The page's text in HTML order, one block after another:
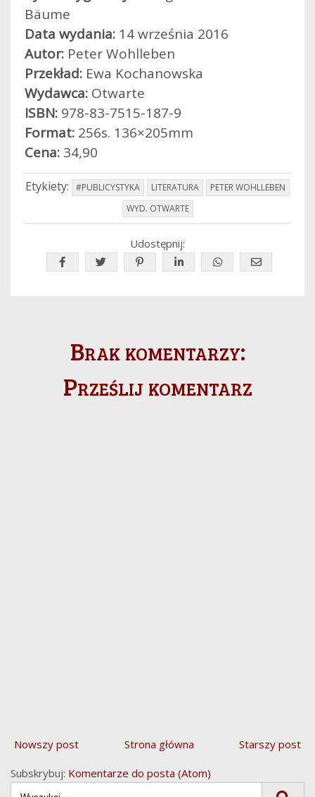
Bäume
Data wydania: 14 września 2016
Autor: Peter Wohlleben
Przekład: Ewa Kochanowska
Wydawca: Otwarte
ISBN: 978-83-7515-187-9
Format: 256s. 136×205mm
Cena: 34,90
Etykiety: #PUBLICYSTYKA LITERATURA
PETER WOHLLEBEN
WYD. OTWARTE
Udostępnij:
Brak komentarzy:
Prześlij komentarz
Nowszy post Starszy post
Strona główna
Subskrybuj: Komentarze do posta (Atom)